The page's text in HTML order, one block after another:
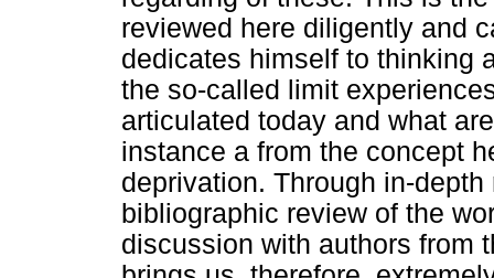
reviewed here diligently and
dedicates himself to thinking
the so-called limit
articulated today and what
instance a from the concept
deprivation. Through in-
bibliographic review of the
discussion with authors from